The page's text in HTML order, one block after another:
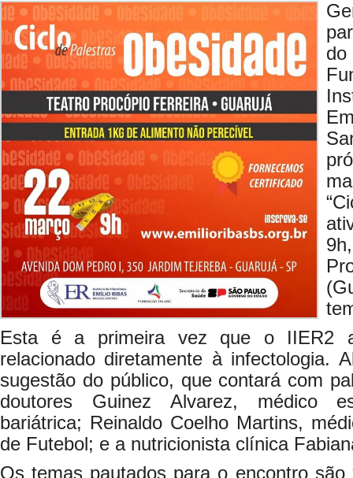
do
Esta é a primeira vez que o IIER2
relacionado diretamente à infectologia.
sugestão do público, que contará com
doutores Guinez Alvarez, médico
bariátrica; Reinaldo Coelho Martins,
de Futebol; e a nutricionista clínica
Os temas pautados para o encontro são